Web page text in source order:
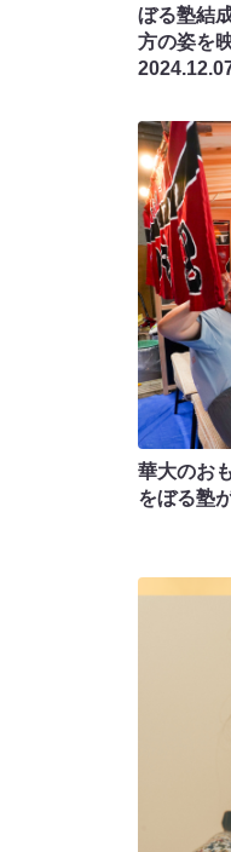
ぼる塾結
方の姿を
華大のお
をぼる塾